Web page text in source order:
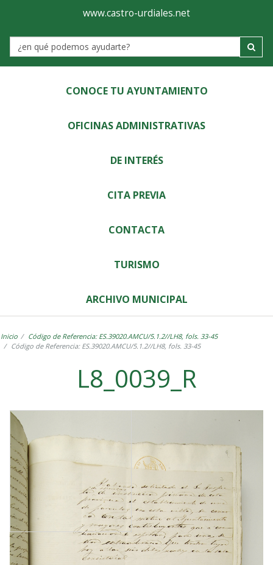
Ayuntamiento
de
Castro-
Urdiales
www.castro-urdiales.net
Label
CONOCE TU AYUNTAMIENTO
OFICINAS ADMINISTRATIVAS
DE INTERÉS
CITA PREVIA
CONTACTA
TURISMO
ARCHIVO MUNICIPAL
Inicio
Código de Referencia: ES.39020.AMCU/5.1.2//LH8, fols. 33-45
Código de Referencia: ES.39020.AMCU/5.1.2//LH8, fols. 33-45
L8_0039_R